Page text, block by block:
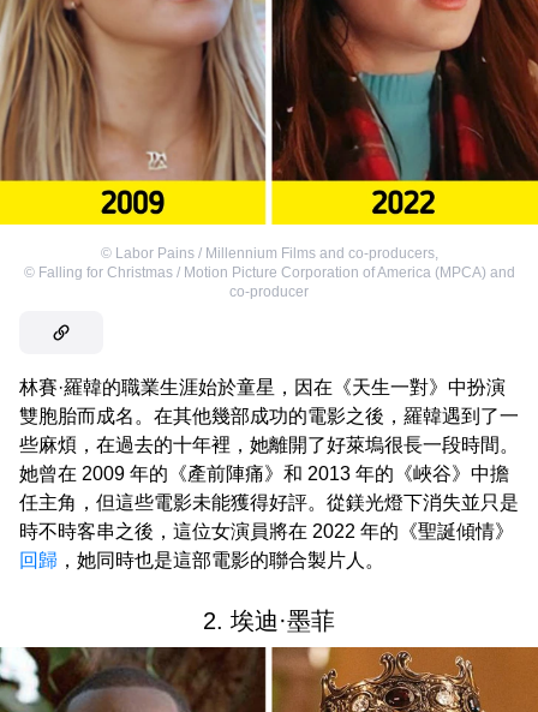
© Labor Pains / Millennium Films and co-producers,
© Falling for Christmas / Motion Picture Corporation of America (MPCA) and
co-producer
林賽·羅韓的職業生涯始於童星，因在《天生一對》中扮演
雙胞胎而成名。在其他幾部成功的電影之後，羅韓遇到了一
些麻煩，在過去的十年裡，她離開了好萊塢很長一段時間。
她曾在 2009 年的《產前陣痛》和 2013 年的《峽谷》中擔
任主角，但這些電影未能獲得好評。從鎂光燈下消失並只是
時不時客串之後，這位女演員將在 2022 年的《聖誕傾情》
回歸 ，她同時也是這部電影的聯合製片人。
2. 埃迪·墨菲